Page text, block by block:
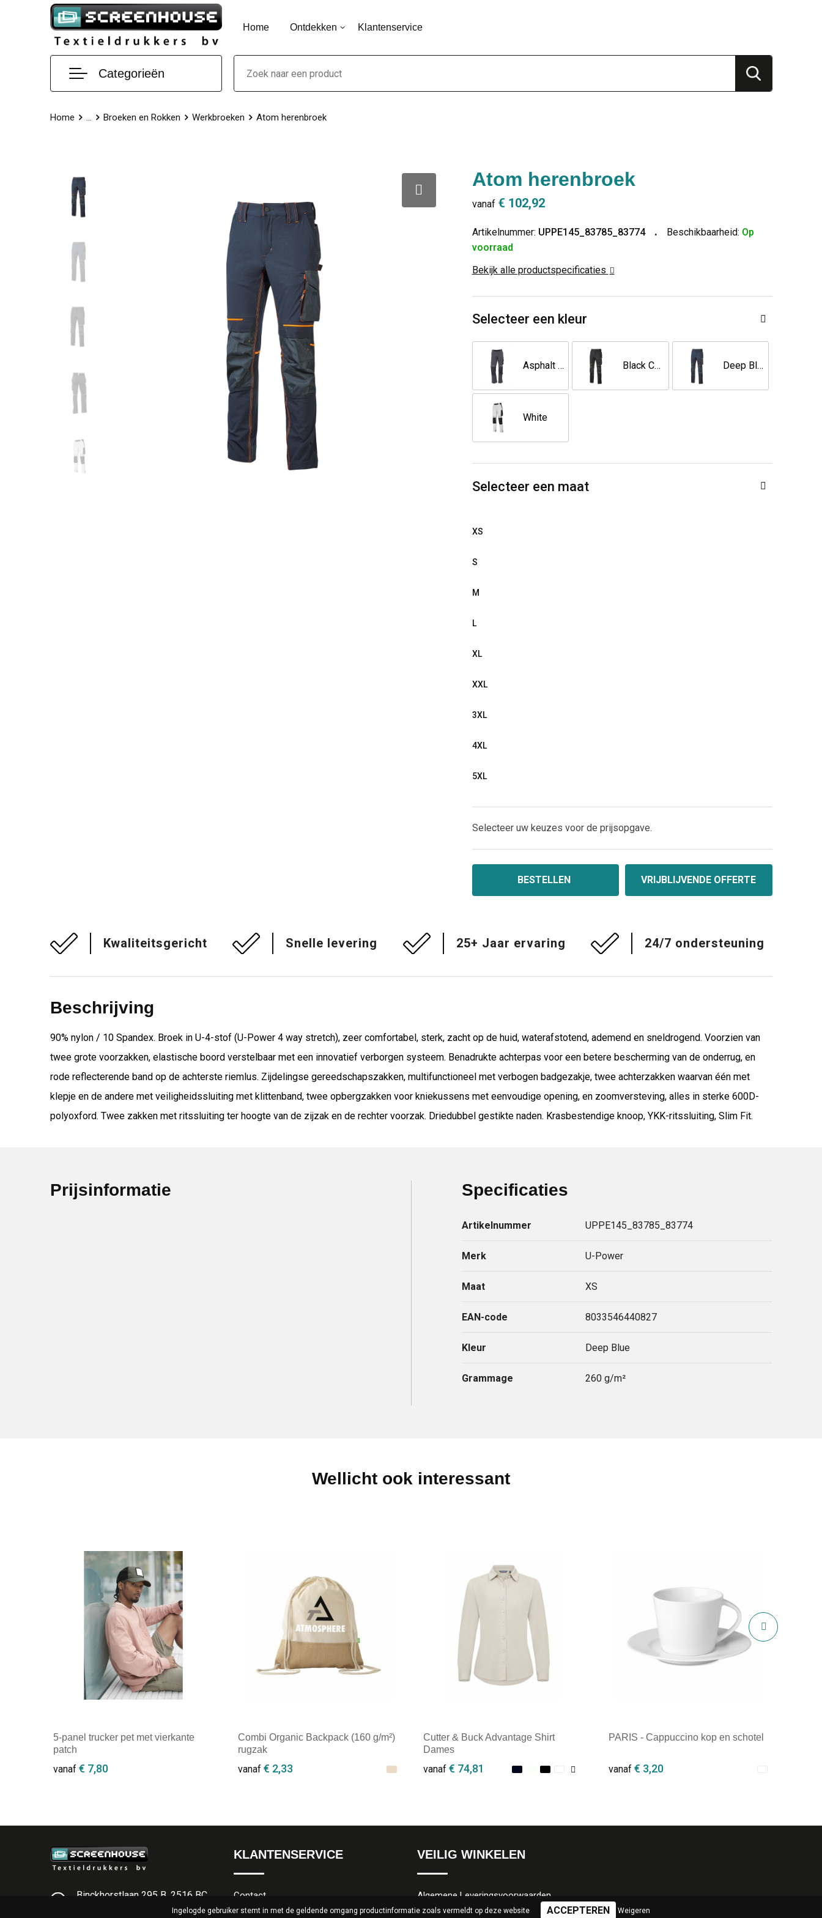
Home Ontdekken Klantenservice
Categorieën
Home ... Broeken en Rokken Werkbroeken Atom herenbroek
Atom herenbroek
vanaf € 102,92
Artikelnummer: UPPE145_83785_83774 Beschikbaarheid: Op
voorraad
Bekijk alle productspecificaties
Selecteer een kleur
Asphalt Grey Black Carbon Deep Blue
White
Selecteer een maat
XS
S
M
L
XL
XXL
3XL
4XL
5XL
Selecteer uw keuzes voor de prijsopgave.
BESTELLEN VRIJBLIJVENDE OFFERTE
Kwaliteitsgericht Snelle levering 25+ Jaar ervaring 24/7 ondersteuning
Beschrijving
90% nylon / 10 Spandex. Broek in U-4-stof (U-Power 4 way stretch), zeer comfortabel, sterk, zacht op de huid, waterafstotend, ademend en sneldrogend. Voorzien van
twee grote voorzakken, elastische boord verstelbaar met een innovatief verborgen systeem. Benadrukte achterpas voor een betere bescherming van de onderrug, en
rode reflecterende band op de achterste riemlus. Zijdelingse gereedschapszakken, multifunctioneel met verbogen badgezakje, twee achterzakken waarvan één met
klepje en de andere met veiligheidssluiting met klittenband, twee opbergzakken voor kniekussens met eenvoudige opening, en zoomversteving, alles in sterke 600D-
polyoxford. Twee zakken met ritssluiting ter hoogte van de zijzak en de rechter voorzak. Driedubbel gestikte naden. Krasbestendige knoop, YKK-ritssluiting, Slim Fit.
Prijsinformatie Specificaties
Artikelnummer UPPE145_83785_83774
Merk U-Power
Maat XS
EAN-code 8033546440827
Kleur Deep Blue
Grammage 260 g/m²
Wellicht ook interessant
5-panel trucker pet met vierkante
patch
vanaf € 7,80
Combi Organic Backpack (160 g/m²)
rugzak
vanaf€ 2,33
Cutter & Buck Advantage Shirt
Dames
vanaf € 74,81
PARIS - Cappuccino kop en schotel
vanaf € 3,20
Binckhorstlaan 295 B, 2516 BC
KLANTENSERVICE
Contact
VEILIG WINKELEN
Algemene Leveringsvoorwaarden
Ingelogde gebruiker stemt in met de geldende omgang productinformatie zoals vermeldt op deze website Weigeren